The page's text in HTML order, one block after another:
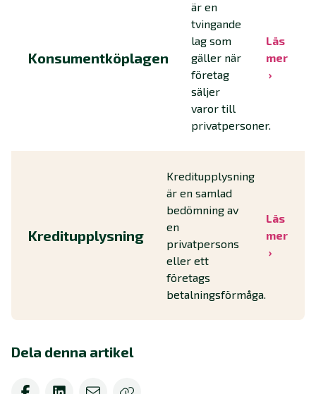
Konsumentköplagen
är en
tvingande
lag som
gäller när
företag
säljer
varor till
privatpersoner.
Läs
mer
Kreditupplysning
Kreditupplysning
är en samlad
bedömning av
en
privatpersons
eller ett
företags
betalningsförmåga.
Läs
mer
Dela denna artikel